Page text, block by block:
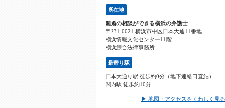
所在地
離婚の相談ができる横浜の弁護士
〒231-0021 横浜市中区日本大通11番地
横浜情報文化センター11階
横浜綜合法律事務所
最寄り駅
日本大通り駅 徒歩約0分（地下連絡口直結）
関内駅 徒歩約10分
▶ 地図・アクセスをくわしく見る